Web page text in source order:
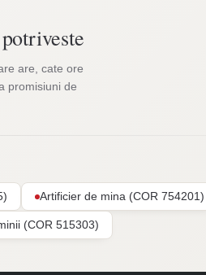
are, cate ore
promisiuni de
Artificier de mina (COR 754201)
(COR 515303)